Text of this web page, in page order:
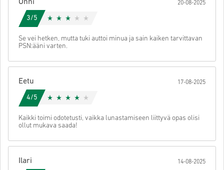
Tämän jälkeen saat sähköpostin, jossa on turvallinen linkki koodisi
käyttöön.
Onni 20-08-2025
3/5
Se vei hetken, mutta tuki auttoi minua ja sain kaiken tarvittavan
PSN:ääni varten.
Eetu 17-08-2025
4/5
Kaikki toimi odotetusti, vaikka lunastamiseen liittyvä opas olisi
ollut mukava saada!
Ilari 14-08-2025